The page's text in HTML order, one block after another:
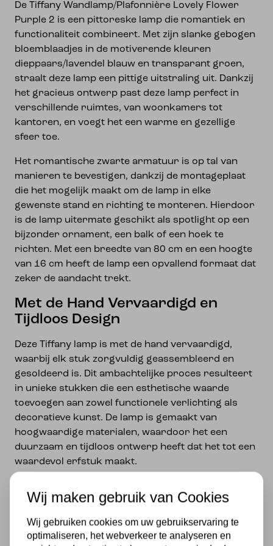
De Tiffany Wandlamp/Plafonnière Lovely Flower
Purple 2 is een pittoreske lamp die romantiek en
functionaliteit combineert. Met zijn slanke gebogen
bloemblaadjes in de motiverende kleuren
dieppaars/lavendel blauw en transparant groen,
straalt deze lamp een pittige uitstraling uit. Dankzij
het gracieus ontwerp past deze lamp perfect in
verschillende ruimtes, van woonkamers tot
kantoren, en voegt het een warme en gezellige
sfeer toe.
Het romantische zwarte armatuur is op tal van
manieren te bevestigen, dankzij de montageplaat
die het mogelijk maakt om de lamp in elke
gewenste stand en richting te monteren. Hierdoor
is de lamp uitermate geschikt als spotlight op een
bijzonder ornament, een balk of een hoek te
richten. Met een breedte van 80 cm en een hoogte
van 16 cm heeft de lamp een opvallend formaat dat
zeker de aandacht trekt.
Met de Hand Vervaardigd en
Tijdloos Design
Deze Tiffany lamp is met de hand vervaardigd,
waarbij elk stuk zorgvuldig geassembleerd en
gesoldeerd is. Dit ambachtelijke proces resulteert
in unieke stukken die een esthetische waarde
toevoegen aan zowel functionele verlichting als
decoratieve kunst. De lamp is gemaakt van
hoogwaardige materialen, waardoor het een
duurzaam en tijdloos ontwerp heeft dat het tot een
waardevol erfstuk maakt.
Purple 2 verspreidt een zacht en diffuus licht,
in elke ruimte. Met zijn gekleurde glas en
Wij maken gebruik van Cookies
Wij gebruiken cookies om uw gebruikservaring te
optimaliseren, het webverkeer te analyseren en